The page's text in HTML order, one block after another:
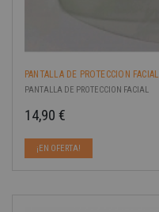
PANTALLA DE PROTECCION FACIAL
PANTALLA DE PROTECCION FACIAL
14,90 €
¡EN OFERTA!